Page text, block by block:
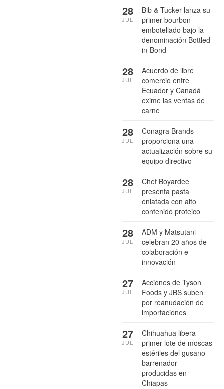
Bib & Tucker lanza su
primer bourbon
embotellado bajo la
denominación Bottled-
in-Bond
28
JUL
Acuerdo de libre
comercio entre
Ecuador y Canadá
exime las ventas de
carne
28
JUL
Conagra Brands
proporciona una
actualización sobre su
equipo directivo
28
JUL
Chef Boyardee
presenta pasta
enlatada con alto
contenido proteico
28
JUL
ADM y Matsutani
celebran 20 años de
colaboración e
innovación
28
JUL
Acciones de Tyson
Foods y JBS suben
por reanudación de
importaciones
27
JUL
Chihuahua libera
primer lote de moscas
estériles del gusano
barrenador
producidas en
Chiapas
27
JUL